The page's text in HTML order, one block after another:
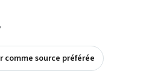
comme source préférée